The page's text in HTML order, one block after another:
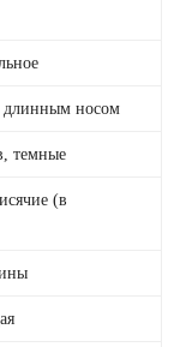
длинным носом
темные
(в